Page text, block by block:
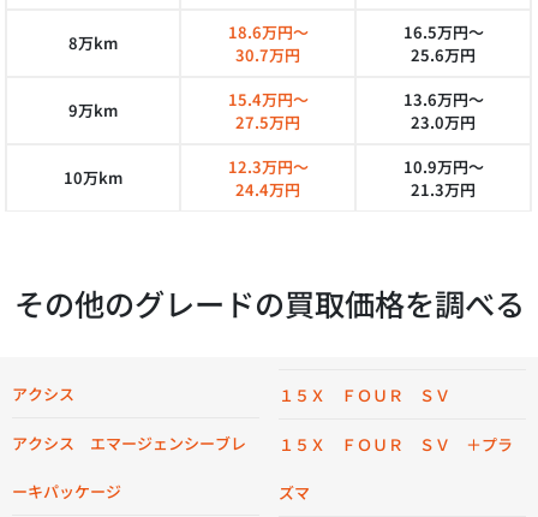
8万km
18.6万円～
30.7万円
16.5万円～
25.6万円
9万km
15.4万円～
27.5万円
13.6万円～
23.0万円
10万km
12.3万円～
24.4万円
10.9万円～
21.3万円
その他のグレードの買取価格を調べる
アクシス
アクシス エマージェンシーブレ
ーキパッケージ
１５Ｘ ＦＯＵＲ ＳＶ
１５Ｘ ＦＯＵＲ ＳＶ ＋プラ
ズマ